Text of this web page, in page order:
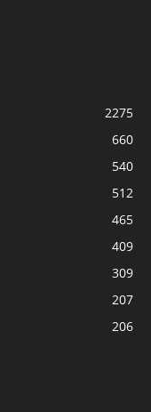
2275
660
540
512
465
409
309
207
206